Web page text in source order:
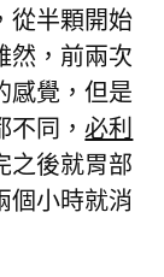
從半顆開始
然，前兩次
感覺，但是
不同，必利
之後就胃部
個小時就消